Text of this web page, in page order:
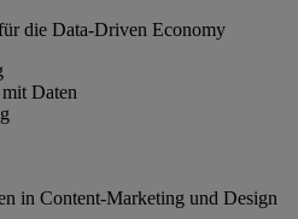
die Data-Driven Economy
Daten
in Content-Marketing und Design